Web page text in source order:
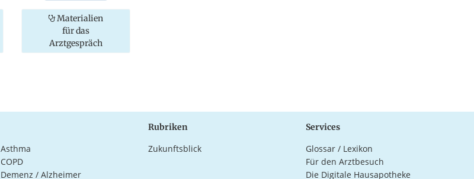
Materialien
für das
Arztgespräch
Asthma
COPD
Demenz / Alzheimer
Rubriken
Zukunftsblick
Services
Glossar / Lexikon
Für den Arztbesuch
Die Digitale Hausapotheke